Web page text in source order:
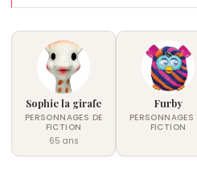
Sophie la girafe
PERSONNAGES DE
FICTION
65 ans
Furby
PERSONNAGES
FICTION